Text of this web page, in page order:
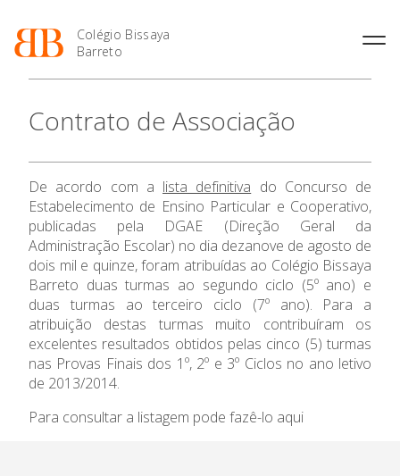
Colégio Bissaya
Barreto
O Colégio
Projeto Educativo
Colaboradores Docentes
Colaboradores Não
Docentes
Instalações
Ofertas de emprego
Regulamentos
Jornal “O Coreto”
Privacidade
Oferta Formativa
Enriquecimento Curricular
Serviços
Sala de Estudo
Atividades de Interrupção
Letiva
Academia de LínguasEnsino Profissional
Profissionais
Curso de Técnico de
Termalismo
Curso de Técnico/a de Apoio
à Família e à Comunidade
Ofertas de Emprego
Ano Letivo
2027
Portal do Aluno/Encarregado
de Educação
SIGE
Secretariado de Exames
Admissão
Informações
Contrato de Associação
De acordo com a lista definitiva do Concurso de
Estabelecimento de Ensino Particular e Cooperativo,
publicadas pela DGAE (Direção Geral da
Administração Escolar) no dia dezanove de agosto de
dois mil e quinze, foram atribuídas ao Colégio Bissaya
Barreto duas turmas ao segundo ciclo (5º ano) e
duas turmas ao terceiro ciclo (7º ano). Para a
atribuição destas turmas muito contribuíram os
excelentes resultados obtidos pelas cinco (5) turmas
nas Provas Finais dos 1º, 2º e 3º Ciclos no ano letivo
de 2013/2014.
Para consultar a listagem pode fazê-lo aqui